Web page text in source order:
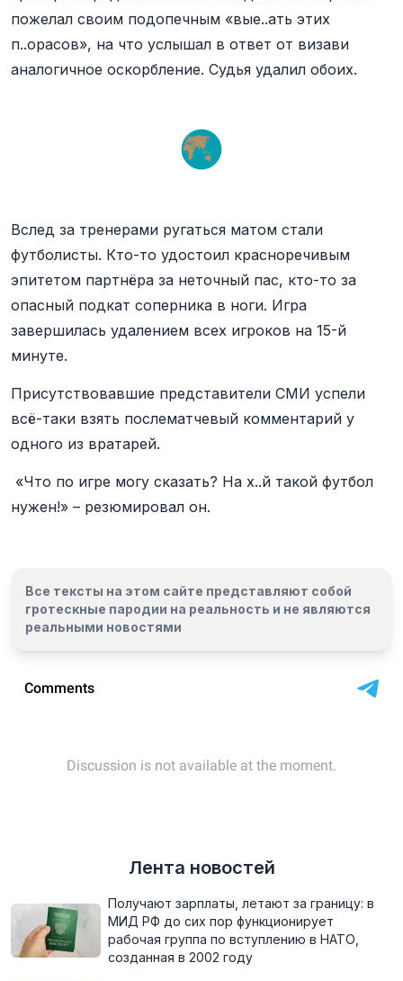
пожелал своим подопечным «вые..ать этих
п..орасов», на что услышал в ответ от визави
аналогичное оскорбление. Судья удалил обоих.
Вслед за тренерами ругаться матом стали
футболисты. Кто-то удостоил красноречивым
эпитетом партнёра за неточный пас, кто-то за
опасный подкат соперника в ноги. Игра
завершилась удалением всех игроков на 15-й
минуте.
Присутствовавшие представители СМИ успели
всё-таки взять послематчевый комментарий у
одного из вратарей.
«Что по игре могу сказать? На х..й такой футбол
нужен!» – резюмировал он.
Все тексты на этом сайте представляют собой
гротескные пародии на реальность и не являются
реальными новостями
Лента новостей
Получают зарплаты, летают за границу: в
МИД РФ до сих пор функционирует
рабочая группа по вступлению в НАТО,
созданная в 2002 году